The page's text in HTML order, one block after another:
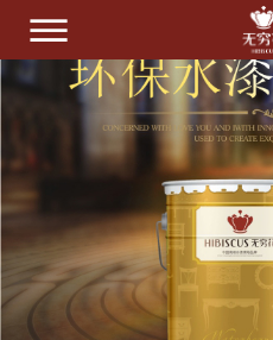
关于我们
产品中心